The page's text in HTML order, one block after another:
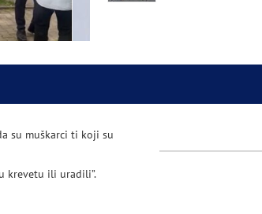
su muškarci ti koji su
krevetu ili uradili”.